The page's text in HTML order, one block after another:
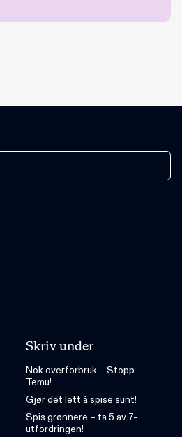
Skriv under
Nok overforbruk – Stopp
Temu!
Gjør det lett å spise sunt!
Spis grønnere – ta 5 av 7-
utfordringen!